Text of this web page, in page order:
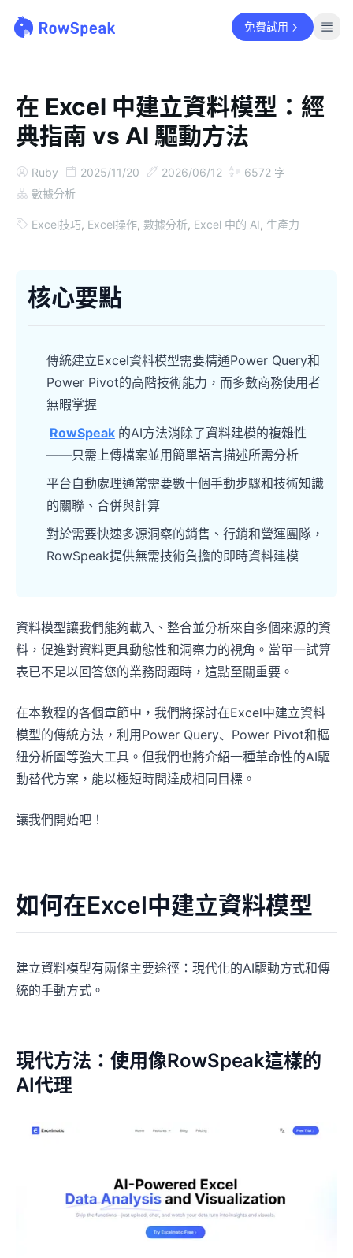
免費試用
在 Excel 中建立資料模型：經
典指南 vs AI 驅動方法
Ruby 2025/11/20 2026/06/12 6572 字
數據分析
Excel技巧, Excel操作, 數據分析, Excel 中的 AI, 生產力
核心要點
傳統建立Excel資料模型需要精通Power Query和
Power Pivot的高階技術能力，而多數商務使用者
無暇掌握
RowSpeak 的AI方法消除了資料建模的複雜性
——只需上傳檔案並用簡單語言描述所需分析
平台自動處理通常需要數十個手動步驟和技術知識
的關聯、合併與計算
對於需要快速多源洞察的銷售、行銷和營運團隊，
RowSpeak提供無需技術負擔的即時資料建模
資料模型讓我們能夠載入、整合並分析來自多個來源的資
料，促進對資料更具動態性和洞察力的視角。當單一試算
表已不足以回答您的業務問題時，這點至關重要。
在本教程的各個章節中，我們將探討在Excel中建立資料
模型的傳統方法，利用Power Query、Power Pivot和樞
紐分析圖等強大工具。但我們也將介紹一種革命性的AI驅
動替代方案，能以極短時間達成相同目標。
讓我們開始吧！
如何在Excel中建立資料模型
建立資料模型有兩條主要途徑：現代化的AI驅動方式和傳
統的手動方式。
現代方法：使用像RowSpeak這樣的
AI代理